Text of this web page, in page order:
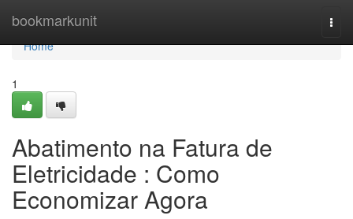
bookmarkunit
Home
Home
1
Abatimento na Fatura de
Eletricidade : Como
Economizar Agora